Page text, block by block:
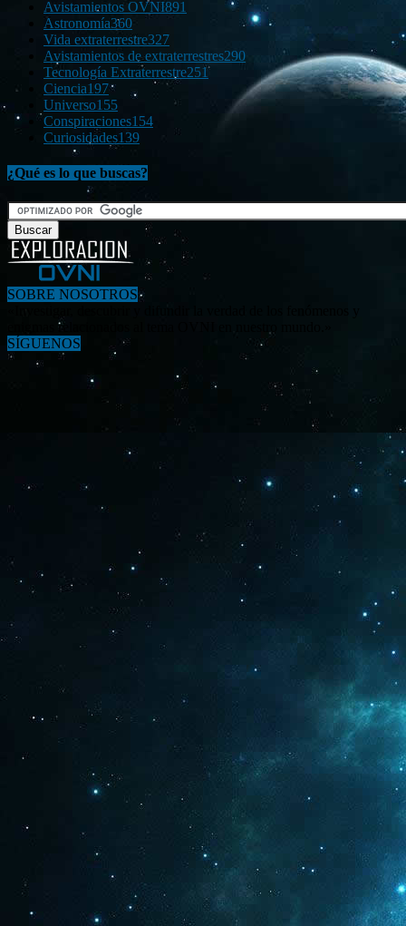
Avistamientos OVNI891
Astronomía360
Vida extraterrestre327
Avistamientos de extraterrestres290
Tecnología Extraterrestre251
Ciencia197
Universo155
Conspiraciones154
Curiosidades139
¿Qué es lo que buscas?
SOBRE NOSOTROS
enigmas relacionados al tema OVNI en nuestro mundo.»
SÍGUENOS